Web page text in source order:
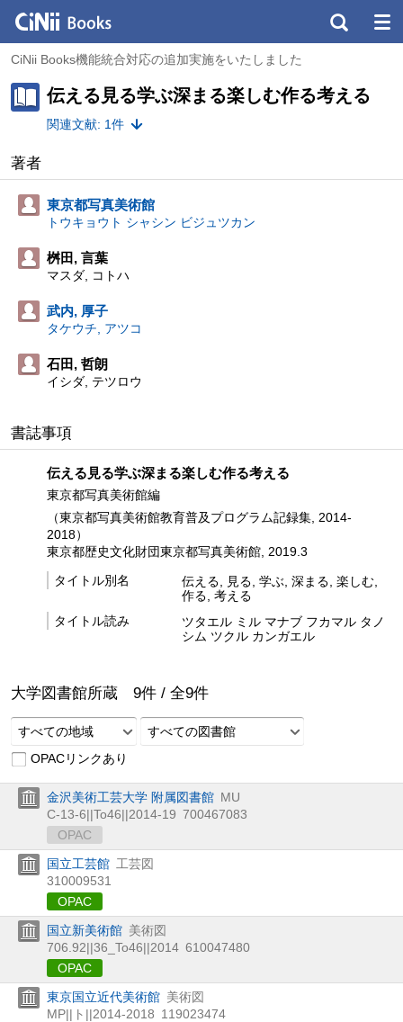
CiNii Books機能統合対応の追加実施をいたしました
伝える見る学ぶ深まる楽しむ作る考える
関連文献: 1件
著者
東京都写真美術館
トウキョウト シャシン ビジュツカン
桝田, 言葉
マスダ, コトハ
武内, 厚子
タケウチ, アツコ
石田, 哲朗
イシダ, テツロウ
書誌事項
伝える見る学ぶ深まる楽しむ作る考える
東京都写真美術館編
（東京都写真美術館教育普及プログラム記録集, 2014-
2018）
東京都歴史文化財団東京都写真美術館, 2019.3
タイトル別名
伝える, 見る, 学ぶ, 深まる, 楽しむ,
作る, 考える
タイトル読み
ツタエル ミル マナブ フカマル タノ
シム ツクル カンガエル
大学図書館所蔵 9件 / 全9件
すべての地域
すべての図書館
OPACリンクあり
金沢美術工芸大学 附属図書館 MU
C-13-6||To46||2014-19 700467083
OPAC
国立工芸館 工芸図
310009531
OPAC
国立新美術館 美術図
706.92||36_To46||2014 610047480
OPAC
東京国立近代美術館 美術図
MP||ト||2014-2018 119023474